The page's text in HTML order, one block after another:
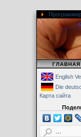
| ГЛАВНАЯ
English
Die
Карта сайта